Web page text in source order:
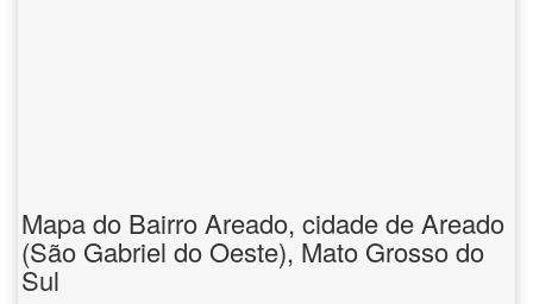
Mapa do Bairro Areado, cidade de Areado
(São Gabriel do Oeste), Mato Grosso do
Sul